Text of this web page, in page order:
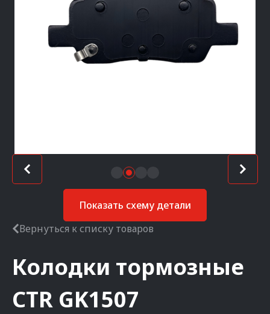
Показать схему детали
Вернуться к списку товаров
Колодки тормозные
CTR GK1507